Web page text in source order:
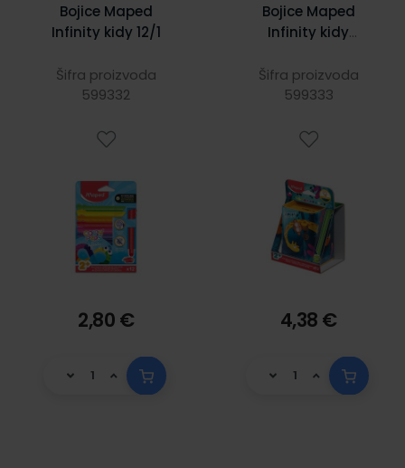
Bojice Maped
Infinity kidy 12/1
Šifra proizvoda
599332
2,80 €
Bojice Maped
Infinity kidy
metalna kutija
Šifra proizvoda
599333
4,38 €